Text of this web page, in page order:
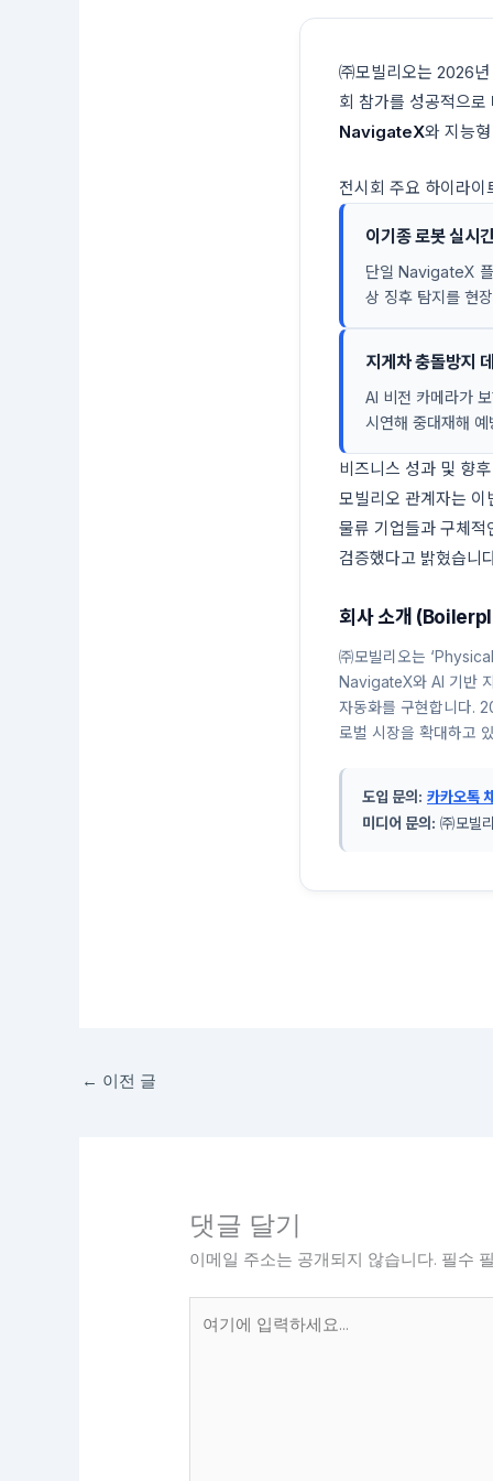
㈜모빌리오는 2026
회 참가를 성공적으
NavigateX와 지능
전시회 주요 하이라이
이기종 로봇 실시
단일 NavigateX 플
상 징후 탐지를 현
지게차 충돌방지
AI 비전 카메라가
시연해 중대재해
비즈니스 성과 및 향
모빌리오 관계자는
물류 기업들과 구체
검증했다고 밝혔습니
회사 소개
㈜모빌리오는
NavigateX와 AI 기반
자동화를 구현합니다.
로벌 시장을 확대하고
도입 문의: 카카오톡
미디어 문의: ㈜모빌
← 이전 글
댓글 달기
이메일 주소는 공개되지 않습니다. 필수